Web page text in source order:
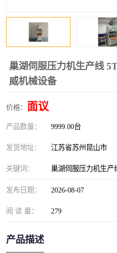
巢湖伺服压力机生产线
威机械设备
价格： 面议
产品数量： 9999.00台
发货地址： 江苏省苏州昆山市
关键词： 巢湖伺服压力机生产
发布日期： 2026-08-07
阅 读 量： 279
产品描述